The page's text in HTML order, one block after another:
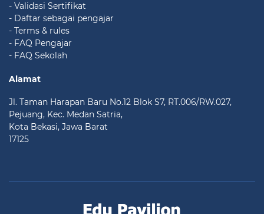
- Validasi Sertifikat
- Daftar sebagai pengajar
- Terms & rules
- FAQ Pengajar
- FAQ Sekolah
Alamat
Jl. Taman Harapan Baru No.12 Blok S7, RT.006/RW.027,
Pejuang, Kec. Medan Satria,
Kota Bekasi, Jawa Barat
17125